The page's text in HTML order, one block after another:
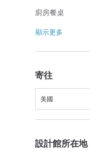
廚房餐桌
顯示更多
寄往
美國
設計館所在地